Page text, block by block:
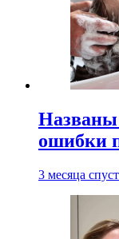
Названы
ошибки
3 месяца